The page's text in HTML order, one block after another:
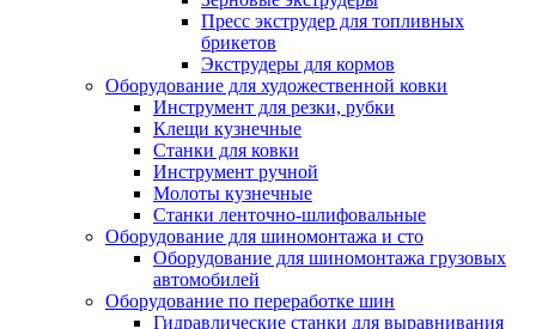
Пресс экструдер для топливных
брикетов
Экструдеры для кормов
Оборудование для художественной ковки
Инструмент для резки, рубки
Клещи кузнечные
Станки для ковки
Инструмент ручной
Молоты кузнечные
Станки ленточно-шлифовальные
Оборудование для шиномонтажа и сто
Оборудование для шиномонтажа грузовых
автомобилей
Оборудование по переработке шин
Гидравлические станки для выравнивания